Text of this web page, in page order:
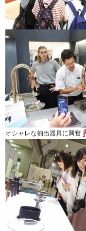
オシャレな抽出器具に興奮